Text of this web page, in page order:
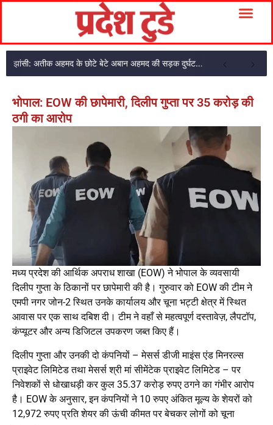
झांसी: अतीक अहमद के छोटे बेटे अबान अहमद की सड़क दुर्घटना में मौत
भोपाल: EOW की छापेमारी, दिलीप गुप्ता पर 35 करोड़ की
ठगी का आरोप
मध्य प्रदेश की आर्थिक अपराध शाखा (EOW) ने भोपाल के व्यवसायी
दिलीप गुप्ता के ठिकानों पर छापेमारी की है। गुरुवार को EOW की टीम ने
एमपी नगर जोन-2 स्थित उनके कार्यालय और चूना भट्टी क्षेत्र में स्थित
आवास पर एक साथ दबिश दी। टीम ने वहाँ से महत्वपूर्ण दस्तावेज़, लैपटॉप,
कंप्यूटर और अन्य डिजिटल उपकरण जब्त किए हैं।
दिलीप गुप्ता और उनकी दो कंपनियों – मेसर्स डीजी माइंस एंड मिनरल्स
प्राइवेट लिमिटेड तथा मेसर्स श्री मां सीमेंटेक प्राइवेट लिमिटेड – पर
निवेशकों से धोखाधड़ी कर कुल 35.37 करोड़ रुपए ठगने का गंभीर आरोप
है। EOW के अनुसार, इन कंपनियों ने 10 रुपए अंकित मूल्य के शेयरों को
12,972 रुपए प्रति शेयर की ऊंची कीमत पर बेचकर लोगों को चूना